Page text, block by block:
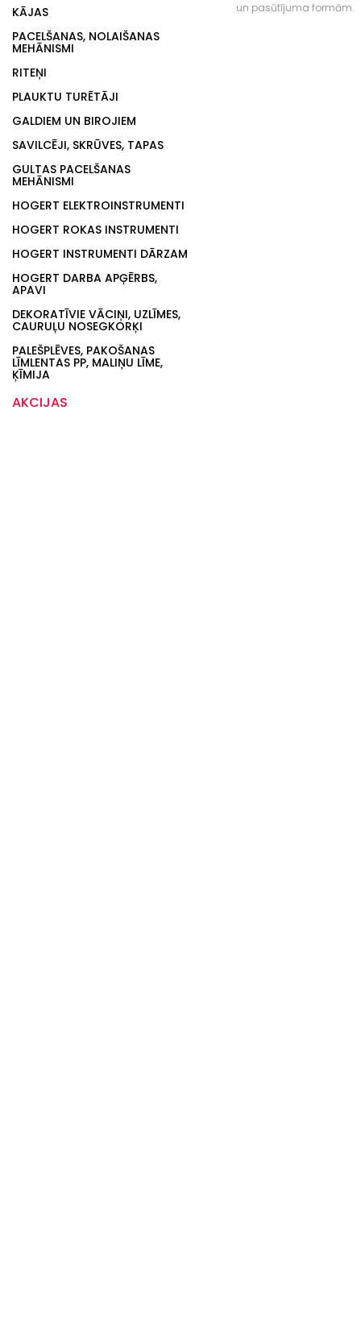
KĀJAS
PACELŠANAS, NOLAIŠANAS
MEHĀNISMI
RITEŅI
PLAUKTU TURĒTĀJI
GALDIEM UN BIROJIEM
SAVILCĒJI, SKRŪVES, TAPAS
GULTAS PACELŠANAS
MEHĀNISMI
HOGERT ELEKTROINSTRUMENTI
HOGERT ROKAS INSTRUMENTI
HOGERT INSTRUMENTI DĀRZAM
HOGERT DARBA APĢĒRBS,
APAVI
DEKORATĪVIE VĀCIŅI, UZLĪMES,
CAURUĻU NOSEGKORĶI
PALEŠPLĒVES, PAKOŠANAS
LĪMLENTAS PP, MALIŅU LĪME,
ĶĪMIJA
AKCIJAS
un pasūtījuma formām.